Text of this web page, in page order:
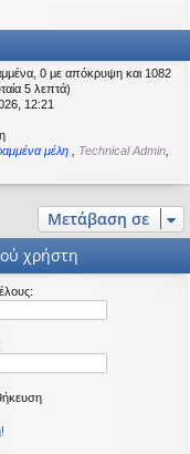
0 με απόκρυψη και 1082
5 λεπτά)
12:21
μέλη Technical Admin
Μετάβαση σε
χρήστη